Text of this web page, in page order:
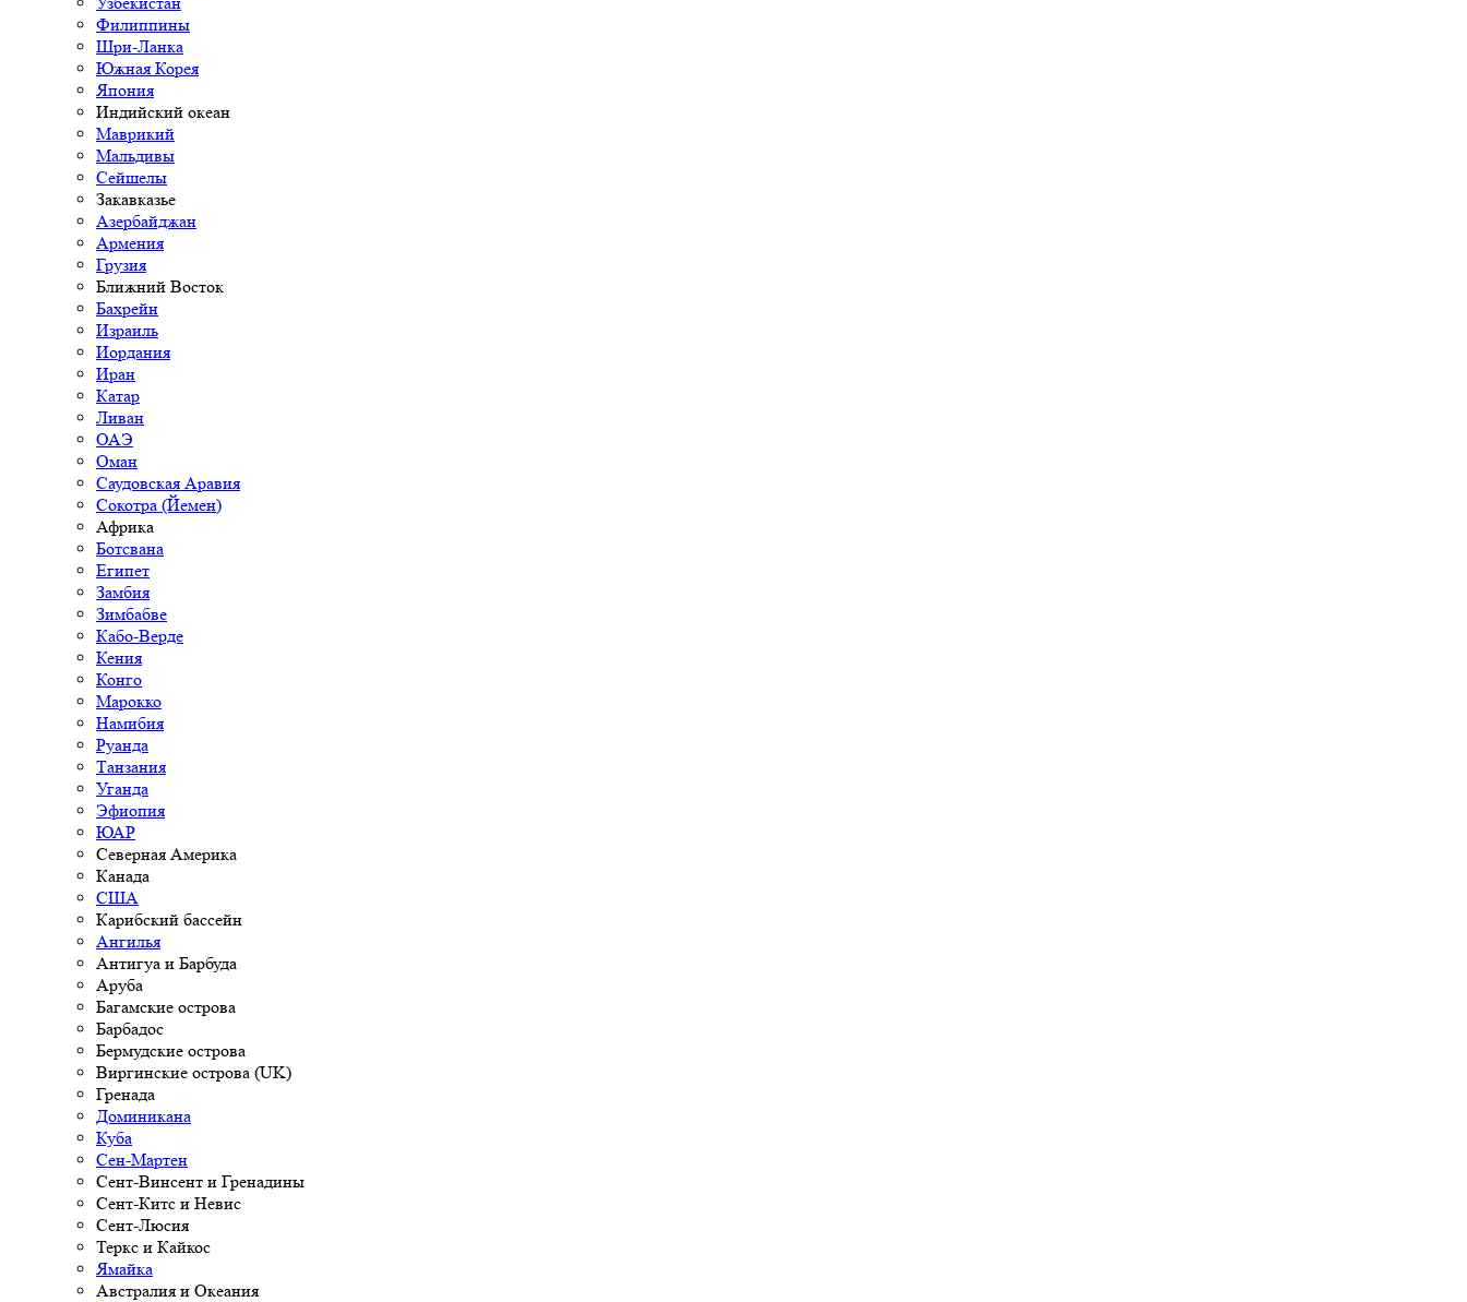
Филиппины
Шри-Ланка
Южная Корея
Япония
Индийский океан
Маврикий
Мальдивы
Сейшелы
Закавказье
Азербайджан
Армения
Грузия
Ближний Восток
Бахрейн
Израиль
Иордания
Иран
Катар
Ливан
ОАЭ
Оман
Саудовская Аравия
Сокотра (Йемен)
Африка
Ботсвана
Египет
Замбия
Зимбабве
Кабо-Верде
Кения
Конго
Марокко
Намибия
Руанда
Танзания
Уганда
Эфиопия
ЮАР
Северная Америка
Канада
США
Карибский бассейн
Ангилья
Антигуа и Барбуда
Аруба
Багамские острова
Барбадос
Бермудские острова
Виргинские острова (UK)
Гренада
Доминикана
Куба
Сен-Мартен
Сент-Винсент и Гренадины
Сент-Китс и Невис
Сент-Люсия
Теркс и Кайкос
Ямайка
Австралия и Океания